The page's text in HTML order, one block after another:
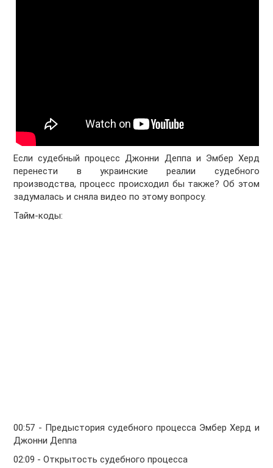
Если судебный процесс Джонни Деппа и Эмбер Херд
перенести в украинские реалии судебного
производства, процесс происходил бы также? Об этом
задумалась и сняла видео по этому вопросу.
Тайм-коды:
00:57 - Предыстория судебного процесса Эмбер Херд и
Джонни Деппа
02:09 - Открытость судебного процесса